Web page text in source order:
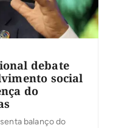
debate
social
do
balanço do